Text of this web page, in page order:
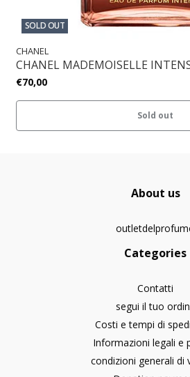
SOLD OUT
CHANEL
CHANEL MADEMOISELLE
€70,00
Sold out
About us
Categories
Contatti
segui il tuo
Costi e tempi di
Informazioni legali e
condizioni generali di